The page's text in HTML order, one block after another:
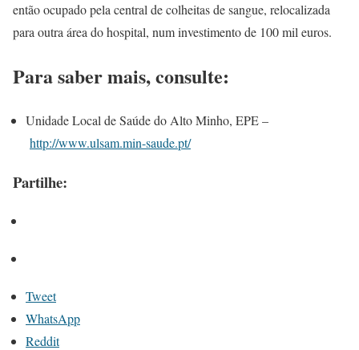
então ocupado pela central de colheitas de sangue, relocalizada
para outra área do hospital, num investimento de 100 mil euros.
Para saber mais, consulte:
Unidade Local de Saúde do Alto Minho, EPE –
http://www.ulsam.min-saude.pt/
Partilhe:
Tweet
WhatsApp
Reddit